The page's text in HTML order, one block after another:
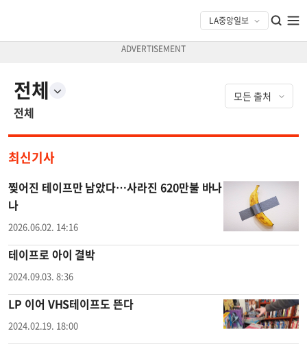
전체
전체
최신기사
찢어진 테이프만 남았다…사라진 620만불 바나
나
2026.06.02. 14:16
테이프로 아이 결박
2024.09.03. 8:36
LP 이어 VHS테이프도 뜬다
2024.02.19. 18:00